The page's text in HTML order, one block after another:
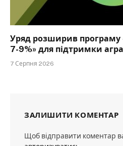
Уряд розширив програму
7-9%» для підтримки
7 Серпня 2026
ЗАЛИШИТИ КОМЕНТАР
Щоб відправити коментар